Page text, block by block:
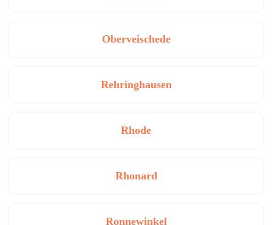
Oberveischede
Rehringhausen
Rhode
Rhonard
Ronnewinkel